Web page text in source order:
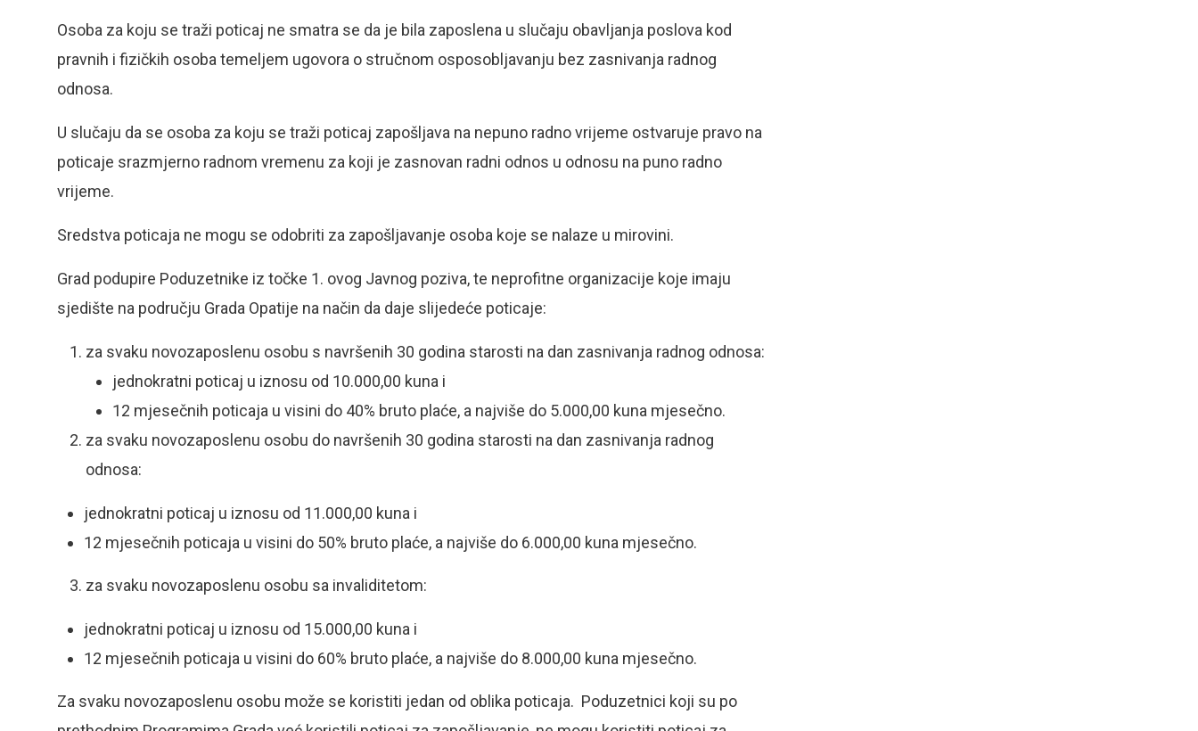
Osoba za koju se traži poticaj ne smatra se da je bila zaposlena u slučaju obavljanja poslova kod
pravnih i fizičkih osoba temeljem ugovora o stručnom osposobljavanju bez zasnivanja radnog
odnosa.
U slučaju da se osoba za koju se traži poticaj zapošljava na nepuno radno vrijeme ostvaruje pravo na
poticaje srazmjerno radnom vremenu za koji je zasnovan radni odnos u odnosu na puno radno
vrijeme.
Sredstva poticaja ne mogu se odobriti za zapošljavanje osoba koje se nalaze u mirovini.
Grad podupire Poduzetnike iz točke 1. ovog Javnog poziva, te neprofitne organizacije koje imaju
sjedište na području Grada Opatije na način da daje slijedeće poticaje:
za svaku novozaposlenu osobu s navršenih 30 godina starosti na dan zasnivanja radnog odnosa:
jednokratni poticaj u iznosu od 10.000,00 kuna i
12 mjesečnih poticaja u visini do 40% bruto plaće, a najviše do 5.000,00 kuna mjesečno.
za svaku novozaposlenu osobu do navršenih 30 godina starosti na dan zasnivanja radnog
odnosa:
jednokratni poticaj u iznosu od 11.000,00 kuna i
12 mjesečnih poticaja u visini do 50% bruto plaće, a najviše do 6.000,00 kuna mjesečno.
za svaku novozaposlenu osobu sa invaliditetom:
jednokratni poticaj u iznosu od 15.000,00 kuna i
12 mjesečnih poticaja u visini do 60% bruto plaće, a najviše do 8.000,00 kuna mjesečno.
Za svaku novozaposlenu osobu može se koristiti jedan od oblika poticaja. Poduzetnici koji su po